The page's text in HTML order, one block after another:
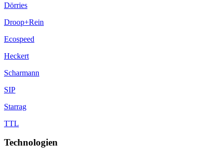
Dörries
Droop+Rein
Ecospeed
Heckert
Scharmann
SIP
Starrag
TTL
Technologien